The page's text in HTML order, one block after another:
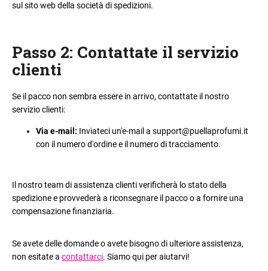
sul sito web della società di spedizioni.
Passo 2: Contattate il servizio
clienti
Se il pacco non sembra essere in arrivo, contattate il nostro
servizio clienti:
Via e-mail : Inviateci un'e-mail a support@puellaprofumi.it
con il numero d'ordine e il numero di tracciamento.
Il nostro team di assistenza clienti verificherà lo stato della
spedizione e provvederà a riconsegnare il pacco o a fornire una
compensazione finanziaria.
Se avete delle domande o avete bisogno di ulteriore assistenza,
non esitate a contattarci. Siamo qui per aiutarvi!